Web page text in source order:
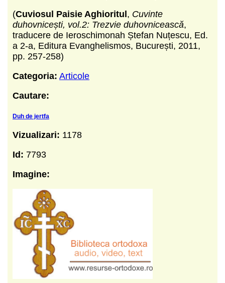
(Cuviosul Paisie Aghioritul, Cuvinte
duhovnicești, vol.2: Trezvie duhovnicească,
traducere de Ieroschimonah Ștefan Nuțescu, Ed.
a 2-a, Editura Evanghelismos, București, 2011,
pp. 257-258)
Categoria: Articole
Cautare:
Duh de jertfa
Vizualizari: 1178
Id: 7793
Imagine: